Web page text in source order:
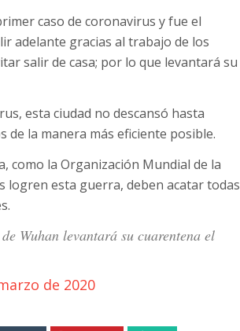
caso de coronavirus y fue el
adelante gracias al trabajo de los
salir de casa; por lo que levantará su
esta ciudad no descansó hasta
la manera más eficiente posible.
como la Organización Mundial de la
logren esta guerra, deben acatar todas
Wuhan levantará su cuarentena el
de 2020